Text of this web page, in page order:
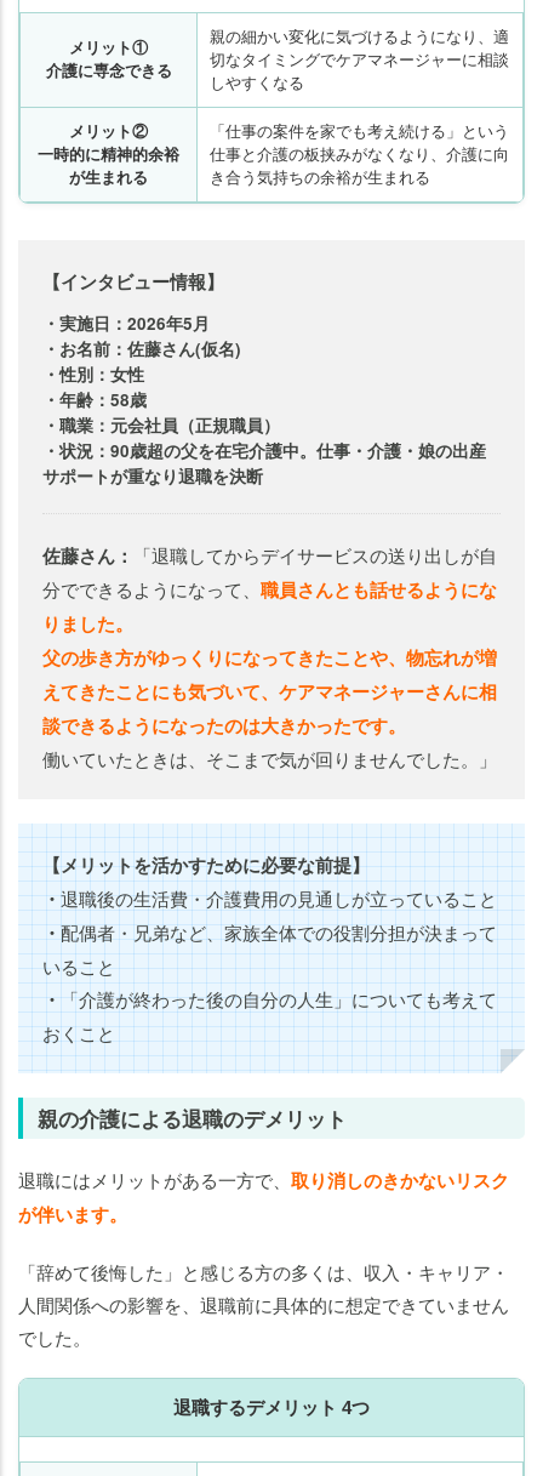
メリット①
介護に専念できる
親の細かい変化に気づけるようになり、適
切なタイミングでケアマネージャーに相談
しやすくなる
メリット②
一時的に精神的余裕
が生まれる
「仕事の案件を家でも考え続ける」という
仕事と介護の板挟みがなくなり、介護に向
き合う気持ちの余裕が生まれる
【インタビュー情報】
・実施日：2026年5月
・お名前：佐藤さん(仮名)
・性別：女性
・年齢：58歳
・職業：元会社員（正規職員）
・状況：90歳超の父を在宅介護中。仕事・介護・娘の出産
サポートが重なり退職を決断
佐藤さん：
「退職してからデイサービスの送り出しが自
分でできるようになって、 職員さんとも話せるようにな
りました。
父の歩き方がゆっくりになってきたことや、物忘れが増
えてきたことにも気づいて、ケアマネージャーさんに相
談できるようになったのは大きかったです。
働いていたときは、そこまで気が回りませんでした。」
【メリットを活かすために必要な前提】
・退職後の生活費・介護費用の見通しが立っていること
・配偶者・兄弟など、家族全体での役割分担が決まって
いること
・「介護が終わった後の自分の人生」についても考えて
おくこと
親の介護による退職のデメリット
退職にはメリットがある一方で、 取り消しのきかないリスク
が伴います。
「辞めて後悔した」と感じる方の多くは、収入・キャリア・
人間関係への影響を、退職前に具体的に想定できていません
でした。
退職するデメリット 4つ